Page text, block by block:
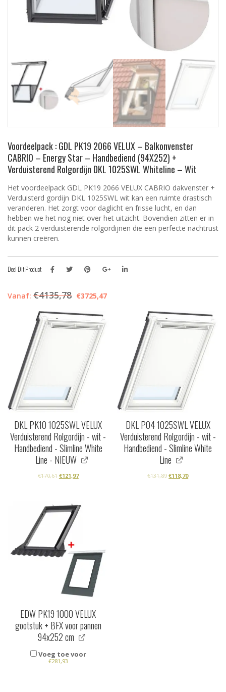
Voordeelpack : GDL PK19 2066 VELUX – Balkonvenster
CABRIO – Energy Star – Handbediend (94X252) +
Verduisterend Rolgordijn DKL 1025SWL Whiteline – Wit
Het voordeelpack GDL PK19 2066 VELUX CABRIO dakvenster +
Verduisterd gordijn DKL 1025SWL wit kan een ruimte drastisch
veranderen. Het zorgt voor daglicht en frisse lucht, en dan
hebben we het nog niet over het uitzicht. Bovendien zitten er in
dit pack 2 verduisterende rolgordijnen die een perfecte nachtrust
kunnen creëren.
Deel Dit Product
Vanaf: €4135,78 €3725,47
DKL PK10 1025SWL VELUX
Verduisterend Rolgordijn - wit -
Handbediend - Slimline White
Line - NIEUW
€170,61 €121,97
DKL P04 1025SWL VELUX
Verduisterend Rolgordijn - wit -
Handbediend - Slimline White
Line
€131,89 €118,70
EDW PK19 1000 VELUX
gootstuk + BFX voor pannen
94x252 cm
Voeg toe voor
€281,93